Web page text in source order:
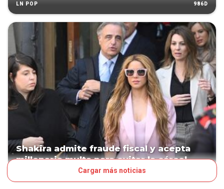
LN POP 986D
Shakira admite fraude fiscal y acepta
millonaria multa para evitar la cárcel
Cargar más noticias